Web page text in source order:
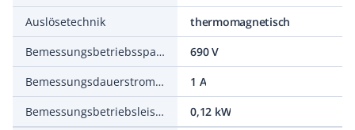
Auslösetechnik
thermomagnetisch
Bemessungsbetriebsspannung
690 V
Bemessungsdauerstrom Iu
1 A
Bemessungsbetriebsleistung bei AC-3, 230 V
0,12 kW